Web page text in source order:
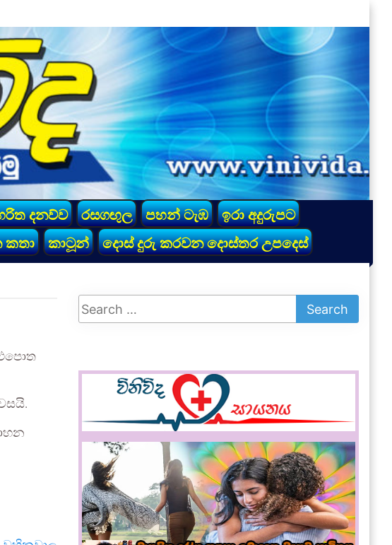
දනව්ව රසගඟුල පහන් ටැඹ
ඉරා අදුරුපට
කාටූන් දොස් දුරු කරවන දොස්තර උපදෙස්